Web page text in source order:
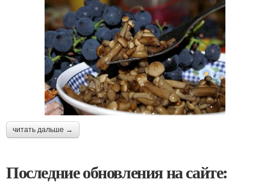
читать дальше →
Последние обновления на сайте: